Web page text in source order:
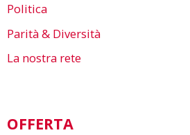
Politica
Parità & Diversità
La nostra rete
OFFERTA